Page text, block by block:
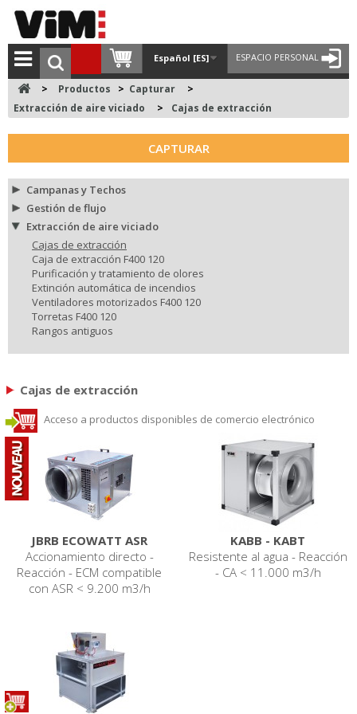
ESPACIO PERSONAL
Español [ES]
> Productos > Capturar
>
Extracción de aire viciado
> Cajas de extracción
CAPTURAR
Campanas y Techos
Gestión de flujo
Extracción de aire viciado
Cajas de extracción
Caja de extracción F400 120
Purificación y tratamiento de olores
Extinción automática de incendios
Ventiladores motorizados F400 120
Torretas F400 120
Rangos antiguos
Cajas de extracción
Acceso a productos disponibles de comercio electrónico
JBRB ECOWATT ASR
Accionamiento directo -
Reacción - ECM compatible
con ASR < 9.200 m3/h
KABB - KABT
Resistente al agua - Reacción
- CA < 11.000 m3/h